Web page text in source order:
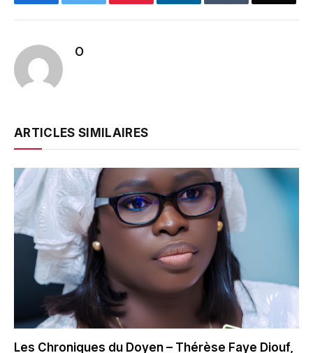
O
ARTICLES SIMILAIRES
Les Chroniques du Doyen – Thérèse Faye Diouf,